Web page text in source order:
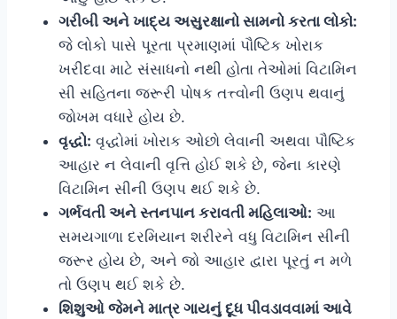
ગરીબી અને ખાદ્ય અસુરક્ષાનો સામનો કરતા લોકો:
જે લોકો પાસે પૂરતા પ્રમાણમાં પૌષ્ટિક ખોરાક
ખરીદવા માટે સંસાધનો નથી હોતા તેઓમાં વિટામિન
સી સહિતના જરૂરી પોષક તત્ત્વોની ઉણપ થવાનું
જોખમ વધારે હોય છે.
વૃદ્ધો: વૃદ્ધોમાં ખોરાક ઓછો લેવાની અથવા પૌષ્ટિક
આહાર ન લેવાની વૃત્તિ હોઈ શકે છે, જેના કારણે
વિટામિન સીની ઉણપ થઈ શકે છે.
ગર્ભવતી અને સ્તનપાન કરાવતી મહિલાઓ: આ
સમયગાળા દરમિયાન શરીરને વધુ વિટામિન સીની
જરૂર હોય છે, અને જો આહાર દ્વારા પૂરતું ન મળે
તો ઉણપ થઈ શકે છે.
શિશુઓ જેમને માત્ર ગાયનું દૂધ પીવડાવવામાં આવે